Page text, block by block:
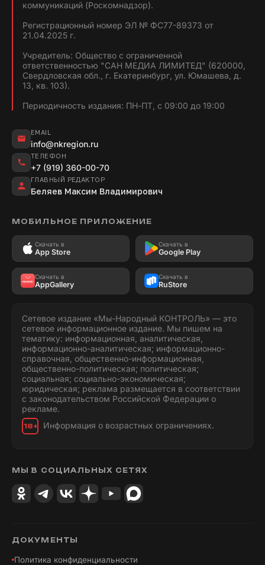
коммуникаций (Роскомнадзор).
Регистрационный номер ЭЛ № ФС77-89373 от
21.04.2025 г.
Учредитель: Общество с ограниченной
ответственностью "САН МЕДИА ЛИМИТЕД" (620000,
Свердловская обл., г. Екатеринбург, ул. Юмашева, д.
13, кв. 103).
Периодичность издания: ПН-ПТ, с 09:00 до 19:00
EMAIL
info@nkregion.ru
ТЕЛЕФОН
+7 (919) 360-00-70
ГЛАВНЫЙ РЕДАКТОР
Беляев Максим Владимирович
МОБИЛЬНОЕ ПРИЛОЖЕНИЕ
Скачать в
App Store
Скачать в
Google Play
Скачать в
AppGallery
Скачать в
RuStore
Сетевое издание «Мы-Народный КОНТРОЛЬ» — это
сетевое информационное издание. Мы пишем на
тематику: информационная, аналитическая,
информационно-аналитическая; информационно-
справочная, общественно-информационная,
общественно-политическая; политическая;
социальная; социально-экономическая;
юридическая; реклама размещается в соответствии
с законодательством Российской Федерации о
рекламе.
18+ Информация о возрастных ограничениях.
МЫ В СОЦИАЛЬНЫХ СЕТЯХ
ДОКУМЕНТЫ
Политика конфиденциальности